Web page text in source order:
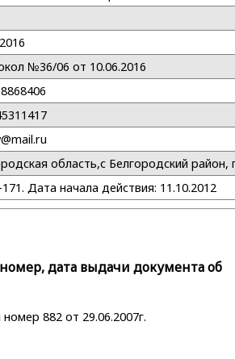
№36/06 от 10.06.2016
область,с Белгородский
Дата начала действия: 11.10.2012
дата выдачи документа об
882 от 29.06.2007г.